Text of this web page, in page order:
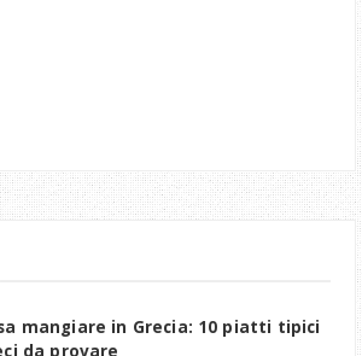
mangiare in Grecia: 10 piatti tipici
da provare